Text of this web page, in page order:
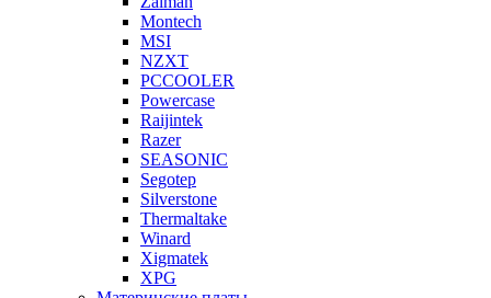
Montech
MSI
NZXT
PCCOOLER
Powercase
Raijintek
Razer
SEASONIC
Segotep
Silverstone
Thermaltake
Winard
Xigmatek
XPG